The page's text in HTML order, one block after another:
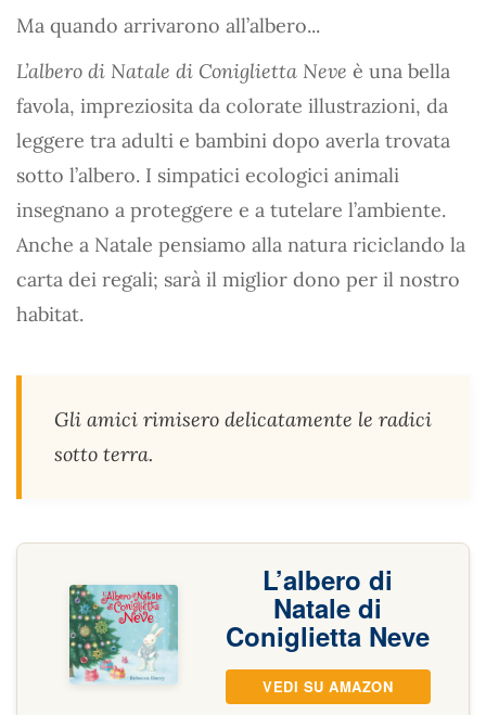
Ma quando arrivarono all’albero...
L’albero di Natale di Coniglietta Neve è una bella
favola, impreziosita da colorate illustrazioni, da
leggere tra adulti e bambini dopo averla trovata
sotto l’albero. I simpatici ecologici animali
insegnano a proteggere e a tutelare l’ambiente.
Anche a Natale pensiamo alla natura riciclando la
carta dei regali; sarà il miglior dono per il nostro
habitat.
Gli amici rimisero delicatamente le radici
sotto terra.
L’albero di
Natale di
Coniglietta Neve
VEDI SU AMAZON